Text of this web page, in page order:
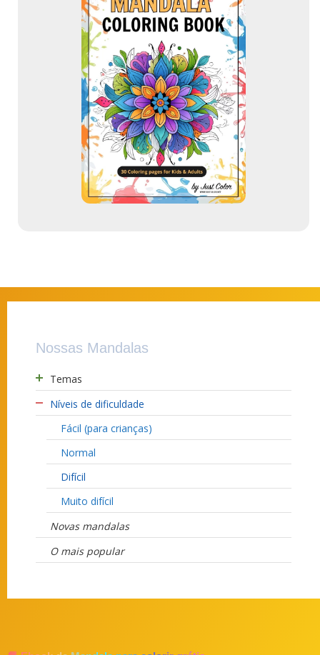
Nossas Mandalas
Temas
Níveis de dificuldade
Fácil (para crianças)
Normal
Difícil
Muito difícil
Novas mandalas
O mais popular